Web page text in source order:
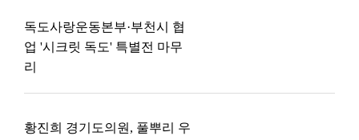
독도사랑운동본부·부천시 협
업 '시크릿 독도' 특별전 마무
리
황진희 경기도의원, 풀뿌리 우